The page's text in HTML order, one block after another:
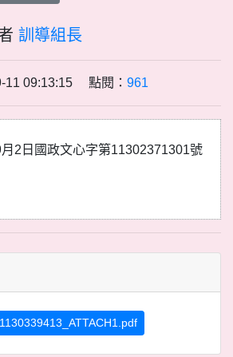
訓導組長
11 09:13:15 點閱： 961
2日國政文心字第11302371301號